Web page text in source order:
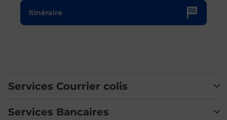
Itinéraire
Le lien s'ouvre dans un nouvel onglet
Services Courrier colis
Services Bancaires